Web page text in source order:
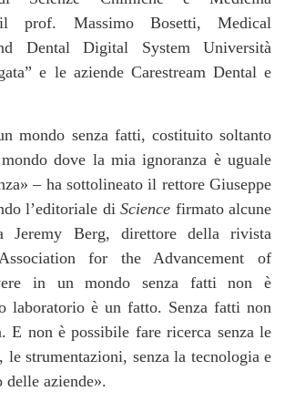
il prof. Massimo Bosetti, Medical
Dental Digital System Università
e le aziende Carestream Dental e
mondo senza fatti, costituito soltanto
dove la mia ignoranza è uguale
– ha sottolineato il rettore Giuseppe
l’editoriale di Science firmato alcune
Jeremy Berg, direttore della rivista
for the Advancement of
in un mondo senza fatti non è
laboratorio è un fatto. Senza fatti non
E non è possibile fare ricerca senza le
le strumentazioni, senza la tecnologia e
delle aziende».